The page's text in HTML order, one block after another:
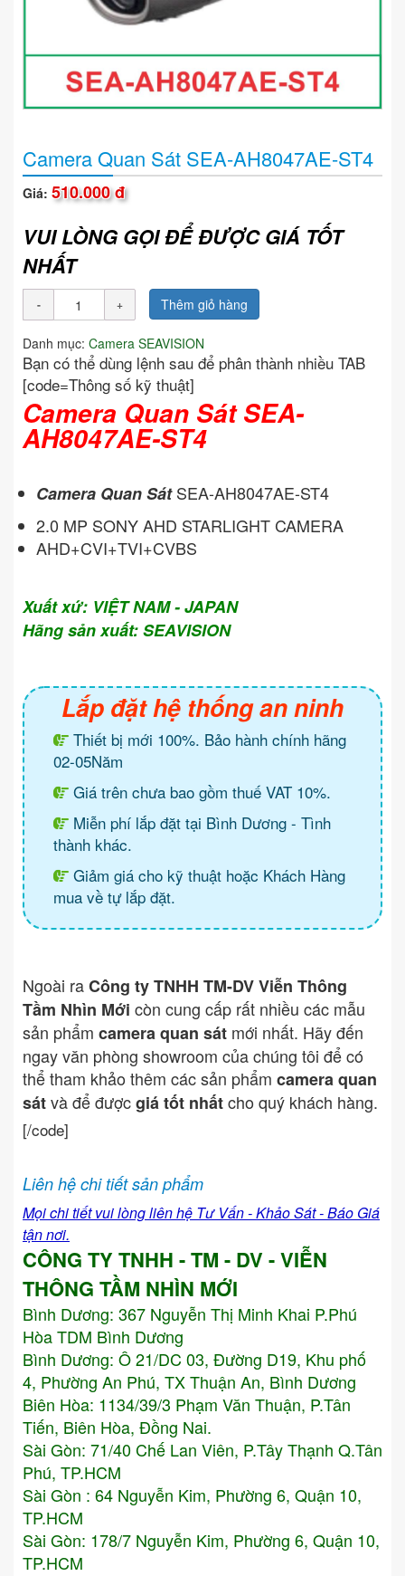
Camera Quan Sát SEA-AH8047AE-ST4
Giá: 510.000 đ
VUI LÒNG GỌI ĐỂ ĐƯỢC GIÁ TỐT
NHẤT
Thêm giỏ hàng
Danh mục: Camera SEAVISION
Bạn có thể dùng lệnh sau để phân thành nhiều TAB
[code=Thông số kỹ thuật]
Camera Quan Sát SEA-
AH8047AE-ST4
Camera Quan SátSEA-AH8047AE-ST4
2.0 MP SONY AHD STARLIGHT CAMERA
AHD+CVI+TVI+CVBS
Xuất xứ: VIỆT NAM - JAPAN
Hãng sản xuất: SEAVISION
Lắp đặt hệ thống an ninh
Thiết bị mới 100%. Bảo hành chính hãng
02-05Năm
Giá trên chưa bao gồm thuế VAT 10%.
Miễn phí lắp đặt tại Bình Dương - Tình
thành khác.
Giảm giá cho kỹ thuật hoặc Khách Hàng
mua về tự lắp đặt.
Ngoài raCông ty TNHH TM-DV Viễn Thông
Tầm Nhìn Mới còn cung cấp rất nhiều các mẫu
sản phẩm camera quan sát mới nhất. Hãy đến
ngay văn phòng showroom của chúng tôi để có
thể tham khảo thêm các sản phẩm camera quan
sátvà để đượcgiá tốt nhấtcho quý khách hàng.
[/code]
Liên hệ chi tiết sản phẩm
Mọi chi tiết vui lòng liên hệ Tư Vấn - Khảo Sát - Báo Giá
tận nơi.
CÔNG TY TNHH - TM - DV - VIỄN
THÔNG TẦM NHÌN MỚI
Bình Dương: 367 Nguyễn Thị Minh Khai P.Phú
Hòa TDM Bình Dương
Bình Dương: Ô 21/DC 03, Đường D19, Khu phố
4, Phường An Phú, TX Thuận An, Bình Dương
Biên Hòa: 1134/39/3 Phạm Văn Thuận, P.Tân
Tiến, Biên Hòa, Đồng Nai.
Sài Gòn: 71/40 Chế Lan Viên, P.Tây Thạnh Q.Tân
Phú, TP.HCM
Sài Gòn : 64 Nguyễn Kim, Phường 6, Quận 10,
TP.HCM
Sài Gòn: 178/7 Nguyễn Kim, Phường 6, Quận 10,
TP.HCM